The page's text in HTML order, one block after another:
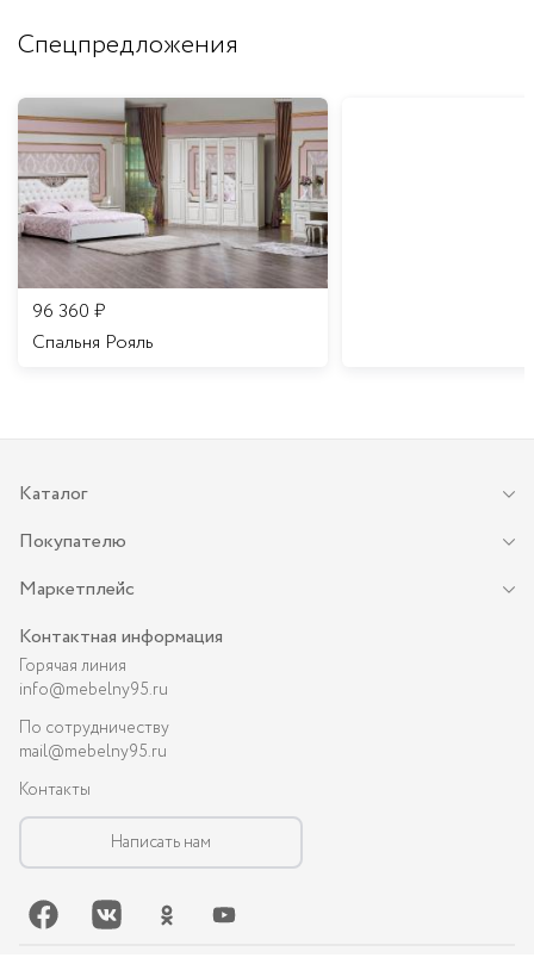
Спецпредложения
96 360 ₽
Спальня Рояль
Каталог
Покупателю
Маркетплейс
Контактная информация
Горячая линия
info@mebelny95.ru
По сотрудничеству
mail@mebelny95.ru
Контакты
Написать нам